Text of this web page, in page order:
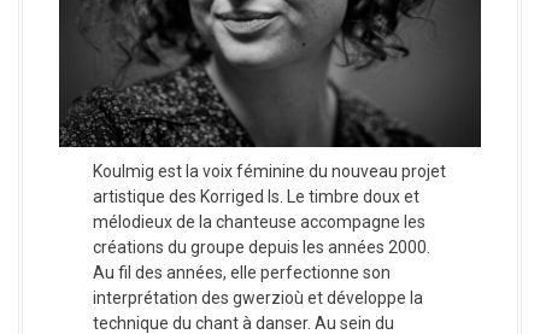
Koulmig est la voix féminine du nouveau projet
artistique des Korriged Is. Le timbre doux et
mélodieux de la chanteuse accompagne les
créations du groupe depuis les années 2000.
Au fil des années, elle perfectionne son
interprétation des gwerzioù et développe la
technique du chant à danser. Au sein du